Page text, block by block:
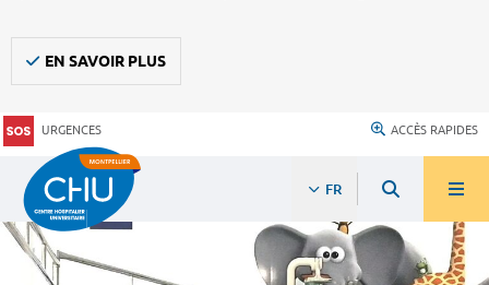
EN SAVOIR PLUS
URGENCES ACCÈS RAPIDES
FR